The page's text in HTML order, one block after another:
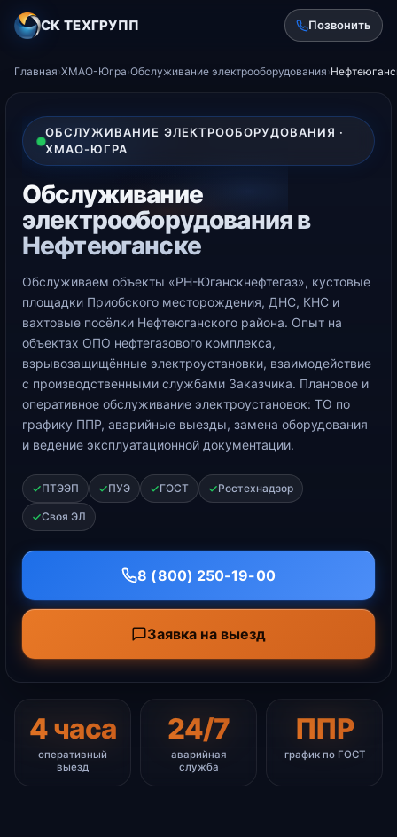
СК ТЕХГРУПП Позвонить
Главная›ХМАО-Югра›Обслуживание электрооборудования›
ОБСЛУЖИВАНИЕ ЭЛЕКТРООБОРУДОВАНИЯ ·
ХМАО-ЮГРА
Обслуживание
электрооборудования в
Нефтеюганске
Обслуживаем объекты «РН-Юганскнефтегаз», кустовые
площадки Приобского месторождения, ДНС, КНС и
вахтовые посёлки Нефтеюганского района. Опыт на
объектах ОПО нефтегазового комплекса,
взрывозащищённые электроустановки, взаимодействие
с производственными службами Заказчика. Плановое и
оперативное обслуживание электроустановок: ТО по
графику ППР, аварийные выезды, замена оборудования
и ведение эксплуатационной документации.
ПТЭЭП ПУЭ ГОСТ Ростехнадзор
Своя ЭЛ
8 (800) 250-19-00
Заявка на выезд
4 часа
оперативный
выезд
24/7
аварийная
служба
ППР
график по ГОСТ